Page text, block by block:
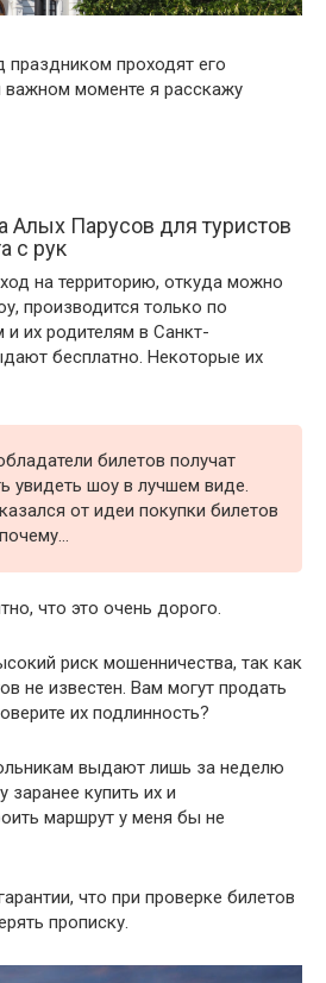
проходят его
важном моменте я расскажу
Алых Парусов для туристов
с рук
на территорию, откуда можно
производится только по
их родителям в Санкт-
бесплатно. Некоторые их
билетов получат
увидеть шоу в лучшем виде.
от идеи покупки билетов
что это очень дорого.
риск мошенничества, так как
не известен. Вам могут продать
их подлинность?
выдают лишь за неделю
заранее купить их и
маршрут у меня бы не
что при проверке билетов
прописку.